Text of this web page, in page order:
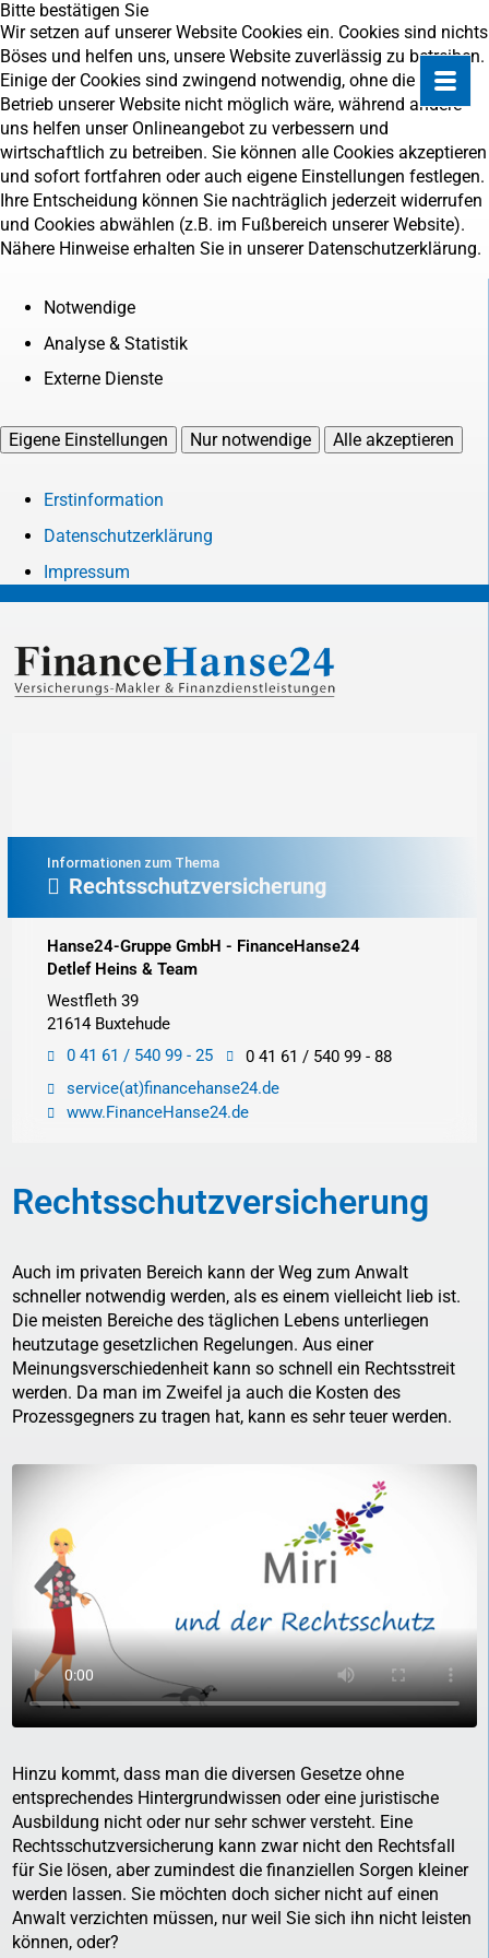
Bitte bestätigen Sie
Wir setzen auf unserer Website Cookies ein. Cookies sind nichts
Böses und helfen uns, unsere Website zuverlässig zu betreiben.
Einige der Cookies sind zwingend notwendig, ohne die der
Betrieb unserer Website nicht möglich wäre, während andere
uns helfen unser Onlineangebot zu verbessern und
wirtschaftlich zu betreiben. Sie können alle Cookies akzeptieren
und sofort fortfahren oder auch eigene Einstellungen festlegen.
Ihre Entscheidung können Sie nachträglich jederzeit widerrufen
und Cookies abwählen (z.B. im Fußbereich unserer Website).
Nähere Hinweise erhalten Sie in unserer Datenschutzerklärung.
Notwendige
Analyse & Statistik
Externe Dienste
Eigene Einstellungen Nur notwendige Alle akzeptieren
Erstinformation
Datenschutzerklärung
Impressum
Informationen zum Thema
Rechtsschutzversicherung
Hanse24-Gruppe GmbH - FinanceHanse24
Detlef Heins & Team
Westfleth 39
21614 Buxtehude
0 41 61 / 540 99 - 25
0 41 61 / 540 99 - 88
service(at)financehanse24.de
www.FinanceHanse24.de
Rechtsschutzversicherung
Auch im privaten Bereich kann der Weg zum Anwalt
schneller notwendig werden, als es einem vielleicht lieb ist.
Die meisten Bereiche des täglichen Lebens unterliegen
heutzutage gesetzlichen Regelungen. Aus einer
Meinungsverschiedenheit kann so schnell ein Rechtsstreit
werden. Da man im Zweifel ja auch die Kosten des
Prozessgegners zu tragen hat, kann es sehr teuer werden.
Hinzu kommt, dass man die diversen Gesetze ohne
entsprechendes Hintergrundwissen oder eine juristische
Ausbildung nicht oder nur sehr schwer versteht. Eine
Rechtsschutzversicherung kann zwar nicht den Rechtsfall
für Sie lösen, aber zumindest die finanziellen Sorgen kleiner
werden lassen. Sie möchten doch sicher nicht auf einen
Anwalt verzichten müssen, nur weil Sie sich ihn nicht leisten
können, oder?